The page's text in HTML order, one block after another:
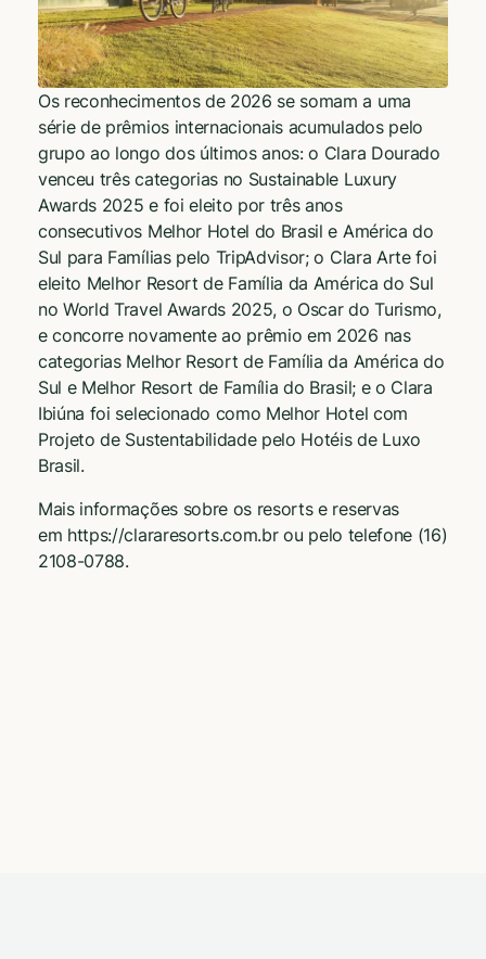
Os reconhecimentos de 2026 se somam a uma
série de prêmios internacionais acumulados pelo
grupo ao longo dos últimos anos: o Clara Dourado
venceu três categorias no Sustainable Luxury
Awards 2025 e foi eleito por três anos
consecutivos Melhor Hotel do Brasil e América do
Sul para Famílias pelo TripAdvisor; o Clara Arte foi
eleito Melhor Resort de Família da América do Sul
no World Travel Awards 2025, o Oscar do Turismo,
e concorre novamente ao prêmio em 2026 nas
categorias Melhor Resort de Família da América do
Sul e Melhor Resort de Família do Brasil; e o Clara
Ibiúna foi selecionado como Melhor Hotel com
Projeto de Sustentabilidade pelo Hotéis de Luxo
Brasil.
Mais informações sobre os resorts e reservas
em https://clararesorts.com.brou pelo telefone (16)
2108-0788.